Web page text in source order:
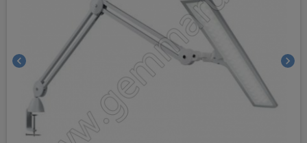
chevron_left chevron_right